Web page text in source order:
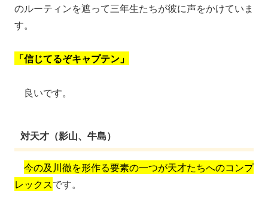
のルーティンを遮って三年生たちが彼に声をかけていま
す。
「信じてるぞキャプテン」
良いです。
対天才（影山、牛島）
今の及川徹を形作る要素の一つが天才たちへのコンプ
レックスです。